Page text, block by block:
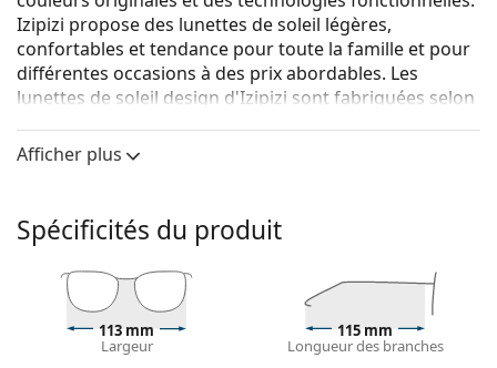
Izipizi propose des lunettes de soleil légères,
confortables et tendance pour toute la famille et pour
différentes occasions à des prix abordables. Les
lunettes de soleil design d'Izipizi sont fabriquées selon
sécurité. La ligne Baby, destinée aux plus jeunes
enfants, ne contient pas de BPA et est
des lunettes, nous vous recommandons de toujours
mesurer les paramètres selon les mesures ci-dessous,
en particulier pour les lunettes pour enfants.
Izipizi Sun Junior #E Navy Blue (âgés de 5 - 10 ans) sont
des lunettes de soleil pour enfants.
Afficher plus
Spécificités du produit
113 mm
Largeur
115 mm
Longueur des branches